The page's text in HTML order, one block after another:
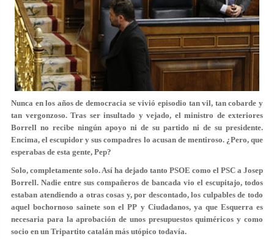
Nunca en los años de democracia se vivió episodio tan vil, tan cobarde y
tan vergonzoso. Tras ser insultado y vejado, el ministro de exteriores
Borrell no recibe ningún apoyo ni de su partido ni de su presidente.
Encima, el escupidor y sus compadres lo acusan de mentiroso. ¿Pero, que
esperabas de esta gente, Pep?
Solo, completamente solo. Así ha dejado tanto PSOE como el PSC a Josep
Borrell. Nadie entre sus compañeros de bancada vio el escupitajo, todos
estaban atendiendo a otras cosas y, por descontado, los culpables de todo
aquel bochornoso sainete son elPP y Ciudadanos, ya que Esquerra es
necesaria para la aprobación de unos presupuestos quiméricos y como
socio en un Tripartito catalán más utópico todavía.